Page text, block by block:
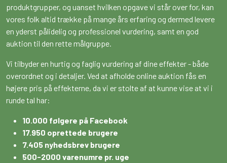
produktgrupper, og uanset hvilken opgave vi står over for, kan
vores folk altid trække på mange års erfaring og dermed levere
en yderst pålidelig og professionel vurdering, samt en god
auktion til den rette målgruppe.
Vi tilbyder en hurtig og faglig vurdering af dine effekter - både
overordnet og i detaljer. Ved at afholde online auktion fås en
højere pris på effekterne, da vi er stolte af at kunne vise at vi i
runde tal har:
10.000 følgere på Facebook
17.950 oprettede brugere
7.405 nyhedsbrev brugere
500-2000 varenumre pr. uge